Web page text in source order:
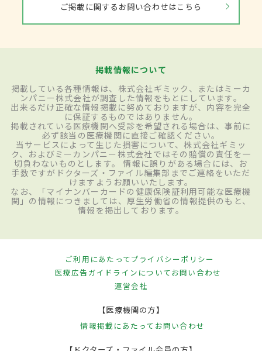
ご掲載に関するお問い合わせはこちら
掲載情報について
掲載している各種情報は、株式会社ギミック、またはミーカ
ンパニー株式会社が調査した情報をもとにしています。
出来るだけ正確な情報掲載に努めておりますが、内容を完全
に保証するものではありません。
掲載されている医療機関へ受診を希望される場合は、事前に
必ず該当の医療機関に直接ご確認ください。
当サービスによって生じた損害について、株式会社ギミッ
ク、およびミーカンパニー株式会社ではその賠償の責任を一
切負わないものとします。 情報に誤りがある場合には、お
手数ですがドクターズ・ファイル編集部までご連絡をいただ
けますようお願いいたします。
なお、「マイナンバーカードの健康保険証利用可能な医療機
関」の情報につきましては、厚生労働省の情報提供のもと、
情報を掲出しております。
ご利用にあたってプライバシーポリシー
医療広告ガイドラインについてお問い合わせ
運営会社
【医療機関の方】
情報掲載にあたって お問い合わせ